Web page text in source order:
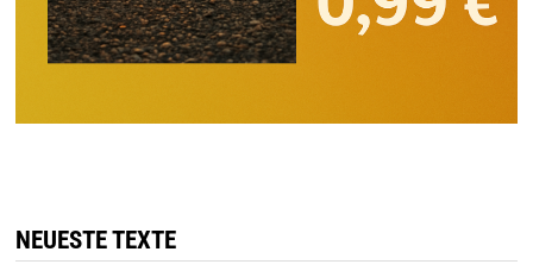
NEUESTE TEXTE